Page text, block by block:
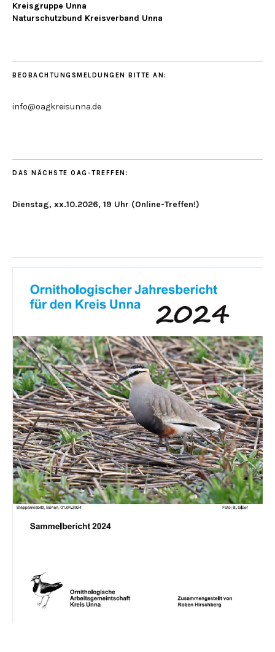
Kreisgruppe Unna
Naturschutzbund Kreisverband Unna
BEOBACHTUNGSMELDUNGEN BITTE AN:
info@oagkreisunna.de
DAS NÄCHSTE OAG-TREFFEN:
Dienstag, xx.10.2026, 19 Uhr (Online-Treffen!)